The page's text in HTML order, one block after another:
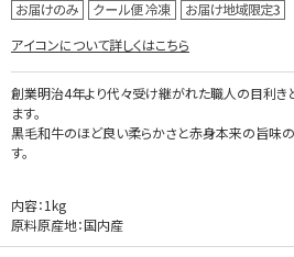
アイコンについて詳しくはこちら
創業明治4年より代々受け継がれた職人の目利き
ます。
黒毛和牛のほど良い柔らかさと赤身本来の旨味
す。
内容：1kg
原料原産地：国内産